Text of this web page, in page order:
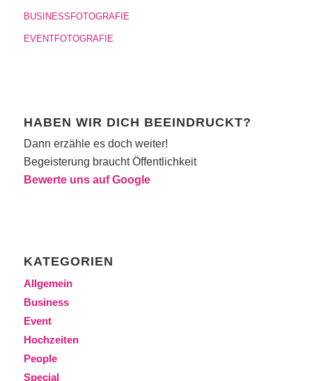
BUSINESSFOTOGRAFIE
EVENTFOTOGRAFIE
HABEN WIR DICH BEEINDRUCKT?
Dann erzähle es doch weiter!
Begeisterung braucht Öffentlichkeit
Bewerte uns auf Google
KATEGORIEN
Allgemein
Business
Event
Hochzeiten
People
Special